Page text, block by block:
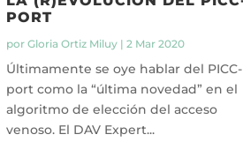
PORT
porGloria Ortiz Miluy |2 Mar 2020
Últimamente se oye hablar del PICC-
port como la “última novedad” en el
algoritmo de elección del acceso
venoso. El DAV Expert...